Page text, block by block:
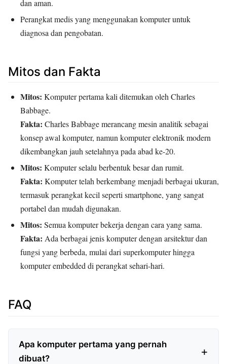
dan aman.
Perangkat medis yang menggunakan komputer untuk
diagnosa dan pengobatan.
Mitos dan Fakta
Mitos: Komputer pertama kali ditemukan oleh Charles
Babbage.
Fakta: Charles Babbage merancang mesin analitik sebagai
konsep awal komputer, namun komputer elektronik modern
dikembangkan jauh setelahnya pada abad ke-20.
Mitos: Komputer selalu berbentuk besar dan rumit.
Fakta: Komputer telah berkembang menjadi berbagai ukuran,
termasuk perangkat kecil seperti smartphone, yang sangat
portabel dan mudah digunakan.
Mitos: Semua komputer bekerja dengan cara yang sama.
Fakta: Ada berbagai jenis komputer dengan arsitektur dan
fungsi yang berbeda, mulai dari superkomputer hingga
komputer embedded di perangkat sehari-hari.
FAQ
Apa komputer pertama yang pernah
dibuat?